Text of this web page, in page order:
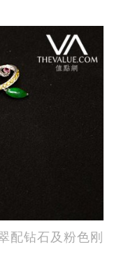
配钻石及粉色刚